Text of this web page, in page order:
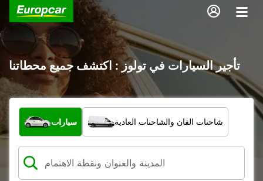
تأجير السيارات في تولوز : اكتشف جميع محطاتنا
ما نوع المركبة؟
سيارات شاحنات الفان والشاحنات العادية